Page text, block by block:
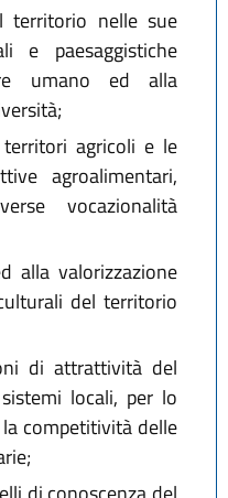
territorio nelle sue
e paesaggistiche
umano ed alla
agricoli e le
agroalimentari,
vocazionalità
alla valorizzazione
del territorio
di attrattività del
locali, per lo
competitività delle